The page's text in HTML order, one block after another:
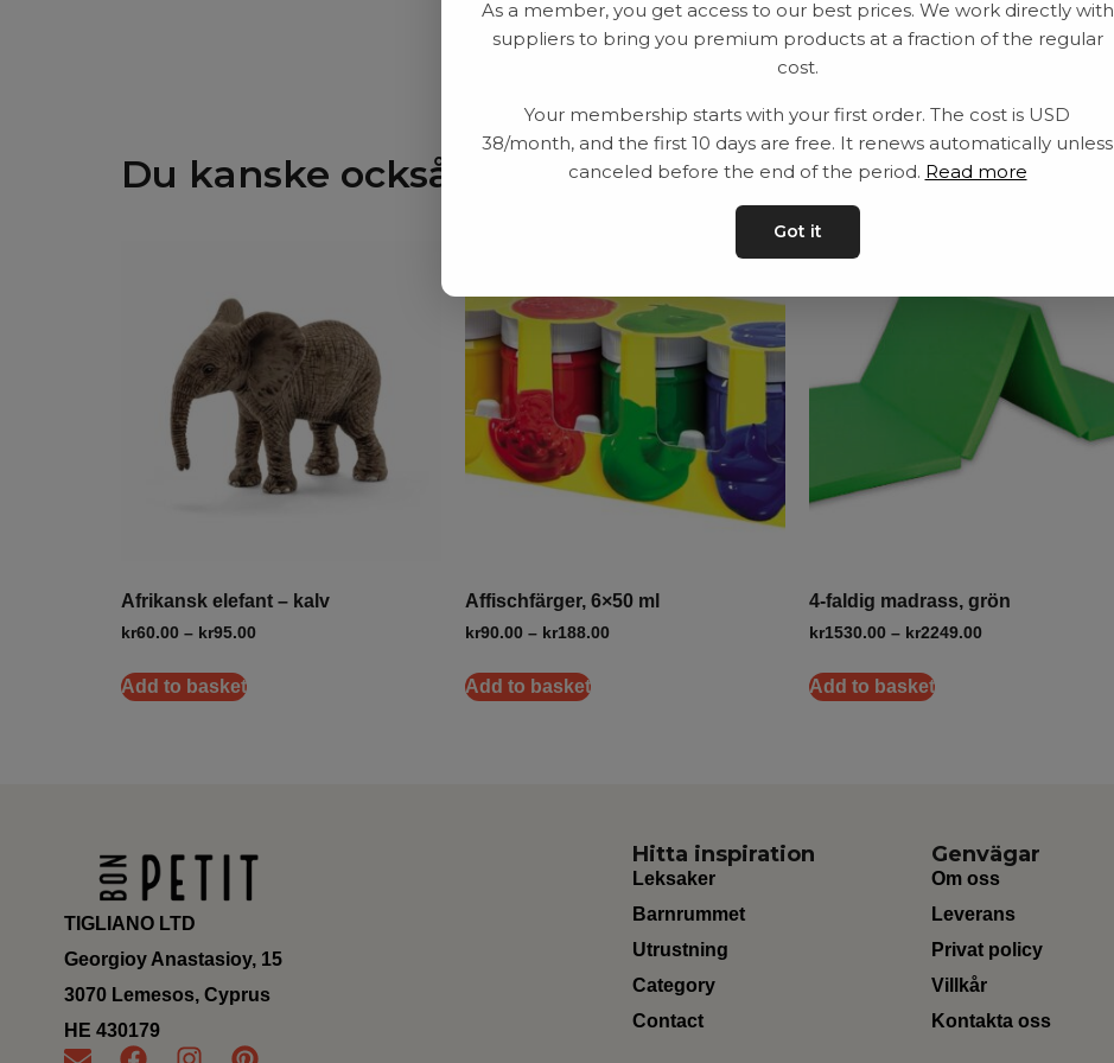
Leveranstid: 2-10 dagar
Du kanske också gillar
Afrikansk elefant – kalv
kr60.00 – kr95.00
Add to basket
Affischfärger, 6×50 ml
kr90.00 – kr188.00
Add to basket
4-faldig madrass, grön
kr1530.00 – kr2249.00
Add to basket
TIGLIANO LTD
Georgioy Anastasioy, 15
3070 Lemesos, Cyprus
ΗΕ 430179
Hitta inspiration
Leksaker
Barnrummet
Utrustning
Category
Contact
Genvägar
Om oss
Leverans
Privat policy
Villkår
Kontakta oss
As a member, you get access to our best prices. We work directly with
suppliers to bring you premium products at a fraction of the regular
cost.
Your membership starts with your first order. The cost is USD
38/month, and the first 10 days are free. It renews automatically unless
canceled before the end of the period. Read more
Got it